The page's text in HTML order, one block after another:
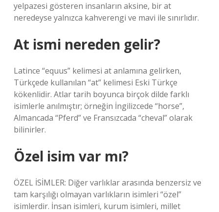
yelpazesi gösteren insanların aksine, bir at
neredeyse yalnızca kahverengi ve mavi ile sınırlıdır.
At ismi nereden gelir?
Latince “equus” kelimesi at anlamına gelirken,
Türkçede kullanılan “at” kelimesi Eski Türkçe
kökenlidir. Atlar tarih boyunca birçok dilde farklı
isimlerle anılmıştır; örneğin İngilizcede “horse”,
Almancada “Pferd” ve Fransızcada “cheval” olarak
bilinirler.
Özel isim var mı?
ÖZEL İSİMLER: Diğer varlıklar arasında benzersiz ve
tam karşılığı olmayan varlıkların isimleri “özel”
isimlerdir. İnsan isimleri, kurum isimleri, millet